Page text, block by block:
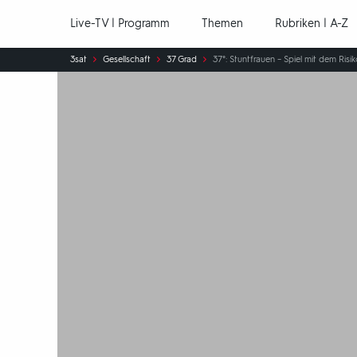
Live-TV | Programm Themen Rubriken | A-Z
Sie
sind
3sat Gesellschaft 37 Grad 37°: Stuntfrauen – Spiel mit dem